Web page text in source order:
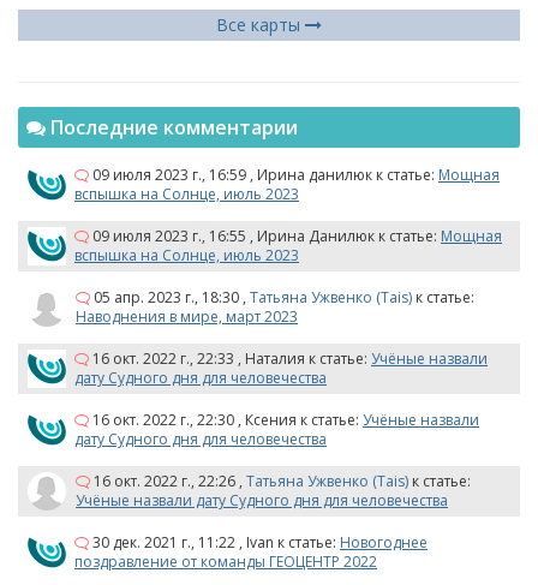
Все карты
Последние комментарии
09 июля 2023 г., 16:59 , Ирина данилюк к статье: Мощная
вспышка на Солнце, июль 2023
09 июля 2023 г., 16:55 , Ирина Данилюк к статье: Мощная
вспышка на Солнце, июль 2023
05 апр. 2023 г., 18:30 , Татьяна Ужвенко (Tais) к статье:
Наводнения в мире, март 2023
16 окт. 2022 г., 22:33 , Наталия к статье: Учёные назвали
дату Судного дня для человечества
16 окт. 2022 г., 22:30 , Ксения к статье: Учёные назвали
дату Судного дня для человечества
16 окт. 2022 г., 22:26 , Татьяна Ужвенко (Tais) к статье:
Учёные назвали дату Судного дня для человечества
30 дек. 2021 г., 11:22 , Ivan к статье: Новогоднее
поздравление от команды ГЕОЦЕНТР 2022